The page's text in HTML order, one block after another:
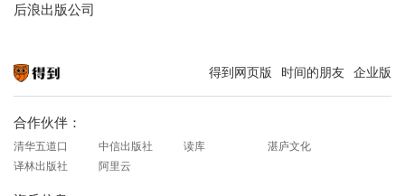
后浪出版公司
得到网页版 时间的朋友 企业版
合作伙伴：
清华五道口 中信出版社 读库
湛庐文化
译林出版社
阿里云